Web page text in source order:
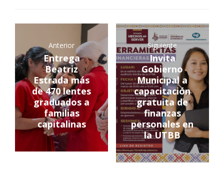
Anterior
Entrega
Beatriz
Estrada más
de 470 lentes
graduados a
familias
capitalinas
Siguiente
Invita
Gobierno
Municipal a
capacitación
gratuita de
finanzas
personales en
la UTBB